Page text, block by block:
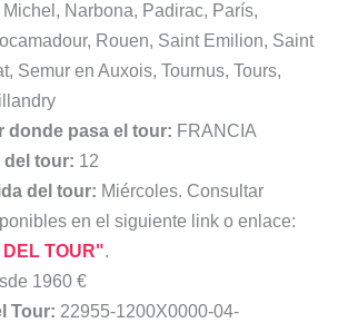
Michel, Narbona, Padirac, París,
Rouen, Saint Emilion, Saint
Semur en Auxois, Tournus, Tours,
donde pasa el tour: FRANCIA
del tour: 12
del tour: Miércoles. Consultar
en el siguiente link o enlace:
TOUR".
1960 €
Tour: 22955-1200X0000-04-